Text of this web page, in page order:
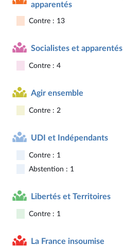
apparentés
Contre : 13
Socialistes et apparentés
Contre : 4
Agir ensemble
Contre : 2
UDI et Indépendants
Contre : 1
Abstention : 1
Libertés et Territoires
Contre : 1
La France insoumise